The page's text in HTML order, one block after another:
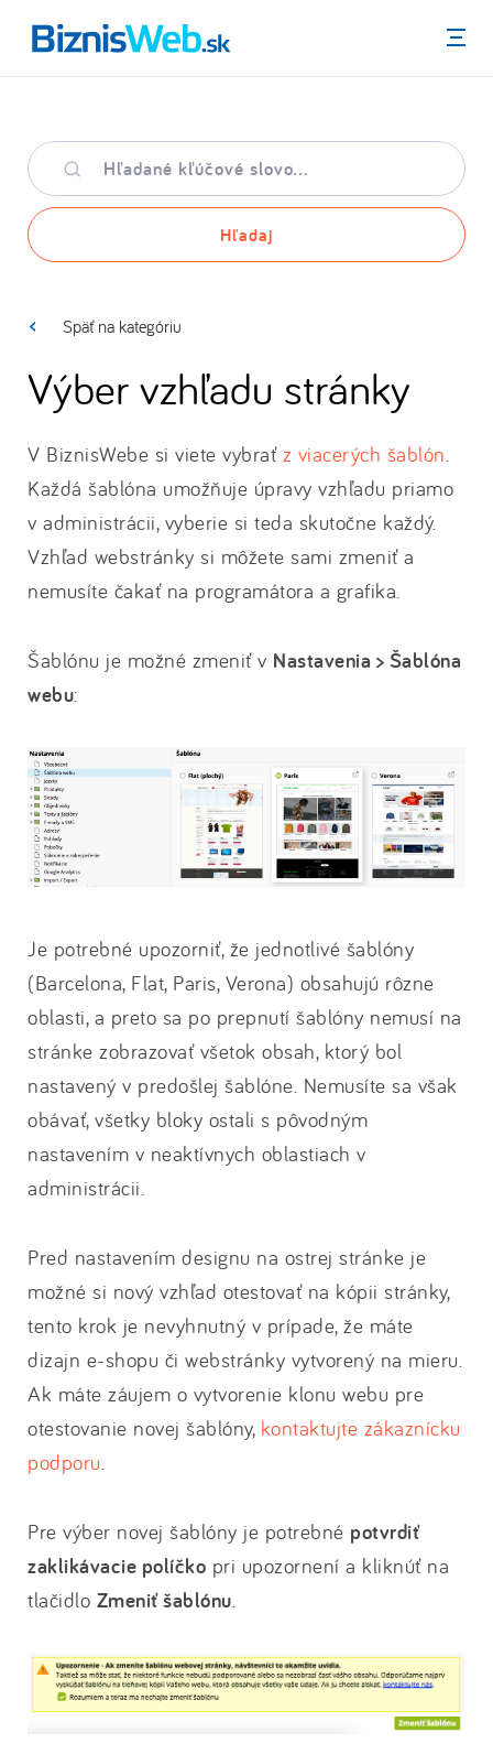
Menu
Hľadané
kľúčové
slovo
Hľadaj
Späť na kategóriu
Výber vzhľadu stránky
V BiznisWebe si viete vybrať z viacerých šablón.
Každá šablóna umožňuje úpravy vzhľadu priamo
v administrácii, vyberie si teda skutočne každý.
Vzhľad webstránky si môžete sami zmeniť a
nemusíte čakať na programátora a grafika.
Šablónu je možné zmeniť v Nastavenia > Šablóna
webu:
Je potrebné upozorniť, že jednotlivé šablóny
(Barcelona, Flat, Paris, Verona) obsahujú rôzne
oblasti, a preto sa po prepnutí šablóny nemusí na
stránke zobrazovať všetok obsah, ktorý bol
nastavený v predošlej šablóne. Nemusíte sa však
obávať, všetky bloky ostali s pôvodným
nastavením v neaktívnych oblastiach v
administrácii.
Pred nastavením designu na ostrej stránke je
možné si nový vzhľad otestovať na kópii stránky,
tento krok je nevyhnutný v prípade, že máte
dizajn e-shopu či webstránky vytvorený na mieru.
Ak máte záujem o vytvorenie klonu webu pre
otestovanie novej šablóny, kontaktujte zákaznícku
podporu.
Pre výber novej šablóny je potrebné potvrdiť
zaklikávacie políčko pri upozornení a kliknúť na
tlačidlo Zmeniť šablónu.